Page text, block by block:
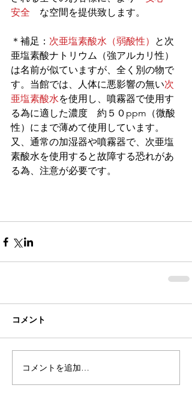
安全 な空間を提供致します。
＊補足： 次亜塩素酸水（弱酸性）
と次
亜塩素酸ナトリウム（強アルカリ性）
は名前が似ていますが、全く別の物で
す。当館では、人体に悪影響の無い次
亜塩素酸水を使用し、噴霧器で使用す
る為に適した濃度　約５０ppm（微酸
性）にまで薄めて使用しています。
又、通常の加湿器や噴霧器で、次亜塩
素酸水を使用すると故障する恐れがあ
る為、注意が必要です。
コメント
コメントを追加…